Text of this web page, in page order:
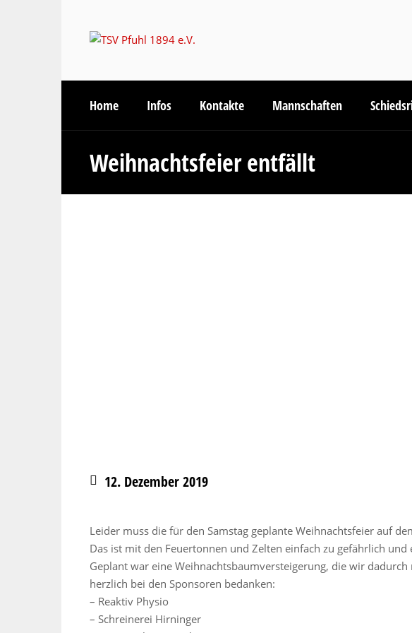
Home Infos Kontakte Mannschaften
Weihnachtsfeier entfällt
12. Dezember 2019
Leider muss die für den Samstag geplante Weihnachtsfeier auf
Das ist mit den Feuertonnen und Zelten einfach zu gefährlich
Geplant war eine Weihnachtsbaumversteigerung, die wir
herzlich bei den Sponsoren bedanken:
– Reaktiv Physio
– Schreinerei Hirninger